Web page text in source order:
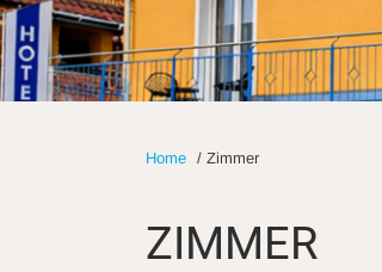
Home / Zimmer
ZIMMER